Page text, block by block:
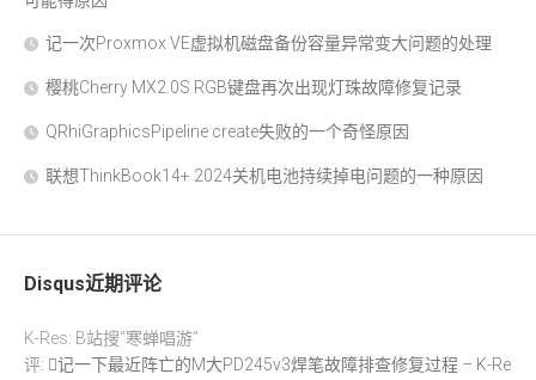
记一次Proxmox VE虚拟机磁盘备份容量异常变大问题的处理
樱桃Cherry MX2.0S RGB键盘再次出现灯珠故障修复记录
QRhiGraphicsPipeline create失败的一个奇怪原因
联想ThinkBook14+ 2024关机电池持续掉电问题的一种原因
Disqus近期评论
K-Res: B站搜“寒蝉唱游”
评:
记一下最近阵亡的M大PD245v3焊笔故障排查修复过程 – K-Re